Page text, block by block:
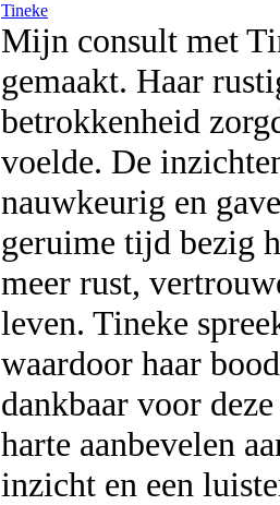
Tineke
Mijn consult met
gemaakt. Haar
betrokkenheid
voelde. De
nauwkeurig en
geruime tijd bezig
meer rust,
leven. Tineke
waardoor haar
dankbaar voor
harte aanbevelen
inzicht en een